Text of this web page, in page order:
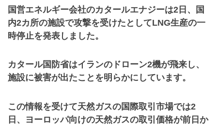
国営エネルギー会社のカタールエナジーは2日、国
内2カ所の施設で攻撃を受けたとしてLNG生産の一
時停止を発表しました。
カタール国防省はイランのドローン2機が飛来し、
施設に被害が出たことを明らかにしています。
この情報を受けて天然ガスの国際取引市場では2
日、ヨーロッパ向けの天然ガスの取引価格が前日か